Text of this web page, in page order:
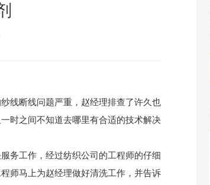
线断线问题严重，赵经理排查了许久也
时之间不知道去哪里有合适的技术解决
务工作，经过纺织公司的工程师的仔细
师马上为赵经理做好清洗工作，并告诉